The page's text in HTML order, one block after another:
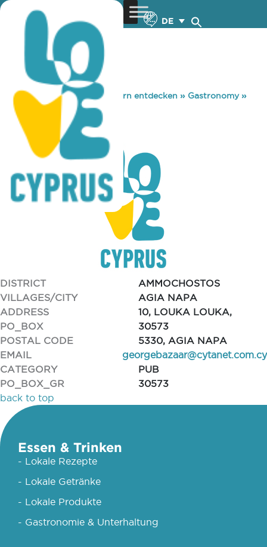
DE
You are here: Home »Zypern entdecken » Gastronomy»
EDEN BAR
EDEN BAR
DISTRICT
AMMOCHOSTOS
VILLAGES/CITY
AGIA NAPA
ADDRESS
10, LOUKA LOUKA,
PO_BOX
30573
POSTAL CODE
5330, AGIA NAPA
EMAIL
georgebazaar@cytanet.com.cy
CATEGORY
PUB
PO_BOX_GR
30573
back to top
Essen & Trinken
- Lokale Rezepte
- Lokale Getränke
- Lokale Produkte
- Gastronomie & Unterhaltung